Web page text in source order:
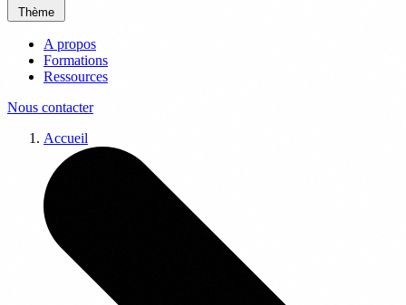
Thème
A propos
Formations
Ressources
Nous contacter
Accueil